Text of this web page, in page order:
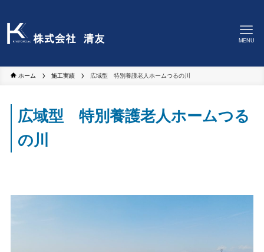
MENU
ホーム 施工実績 広域型 特別養護老人ホームつるの川
広域型 特別養護老人ホームつる
の川